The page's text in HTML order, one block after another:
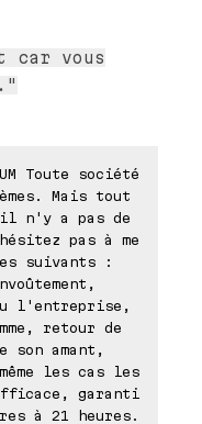
car vous
Toute société
Mais tout
il n'y a pas de
pas à me
suivants :
l'entreprise,
retour de
son amant,
les cas les
garanti
à 21 heures.